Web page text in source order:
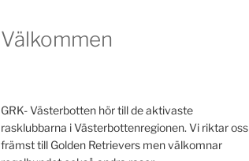
Välkommen
GRK- Västerbotten hör till de aktivaste
rasklubbarna i Västerbottenregionen. Vi riktar oss
främst till Golden Retrievers men välkomnar